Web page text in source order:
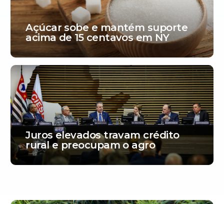
Açúcar sobe e mantém suporte
acima de 15 centavos em NY
Juros elevados travam crédito
rural e preocupam o agro